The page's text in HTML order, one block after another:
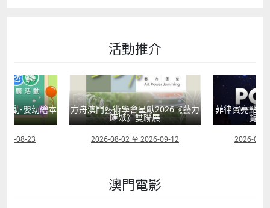
活動推介
動-嬰幼繪本
08-23
方舟澳門藝術學會呈獻2026《藝力
匯聚》雙聯展
2026-08-02 至 2026-09-12
菲律賓亮點文
覽會
2026-07-
澳門電影